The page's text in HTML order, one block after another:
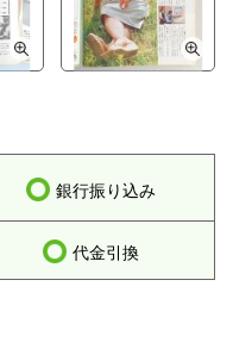
銀行振り込み
代金引換